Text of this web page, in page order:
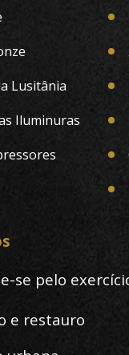
Lusitânia
Iluminuras
se pelo
e restauro